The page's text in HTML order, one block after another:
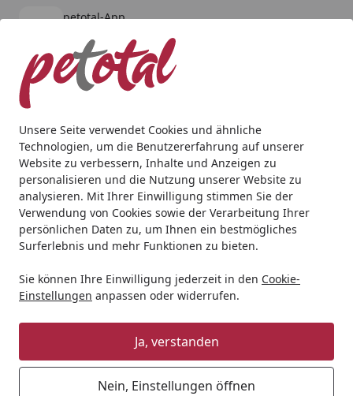
Unsere Seite verwendet Cookies und ähnliche
Technologien, um die Benutzererfahrung auf unserer
Website zu verbessern, Inhalte und Anzeigen zu
personalisieren und die Nutzung unserer Website zu
analysieren. Mit Ihrer Einwilligung stimmen Sie der
Verwendung von Cookies sowie der Verarbeitung Ihrer
persönlichen Daten zu, um Ihnen ein bestmögliches
Surferlebnis und mehr Funktionen zu bieten.
Sie können Ihre Einwilligung jederzeit in den Cookie-
Einstellungen anpassen oder widerrufen.
Ja, verstanden
Nein, Einstellungen öffnen
petotal-App
kostenlos - Im App Store
Alle Produkte
Mein Konto
Suchen
Startseite
Hund Hundetrockenfutter HAPPY DOG HAPPY DOG
HAPPY DOG Supreme Sensible
Toscana Hundetrockenfutter
(5 Bewertungen)
Angebot